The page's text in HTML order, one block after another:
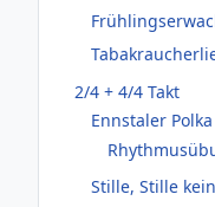
2/4 + 4/4 Takt
Ennstaler Polka
Stille, Stille